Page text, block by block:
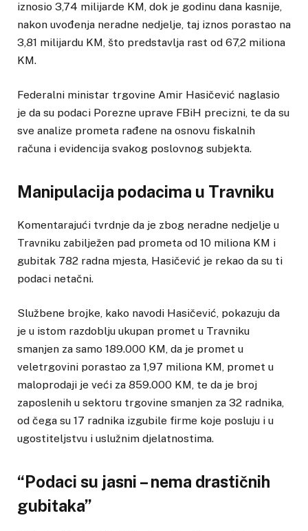
iznosio 3,74 milijarde KM, dok je godinu dana kasnije,
nakon uvođenja neradne nedjelje, taj iznos porastao na
3,81 milijardu KM, što predstavlja rast od 67,2 miliona
KM.
Federalni ministar trgovine Amir Hasičević naglasio
je da su podaci Porezne uprave FBiH precizni, te da su
sve analize prometa rađene na osnovu fiskalnih
računa i evidencija svakog poslovnog subjekta.
Manipulacija podacima u Travniku
Komentarajući tvrdnje da je zbog neradne nedjelje u
Travniku zabilježen pad prometa od 10 miliona KM i
gubitak 782 radna mjesta, Hasičević je rekao da su ti
podaci netačni.
Službene brojke, kako navodi Hasičević, pokazuju da
je u istom razdoblju ukupan promet u Travniku
smanjen za samo 189.000 KM, da je promet u
veletrgovini porastao za 1,97 miliona KM, promet u
maloprodaji je veći za 859.000 KM, te da je broj
zaposlenih u sektoru trgovine smanjen za 32 radnika,
od čega su 17 radnika izgubile firme koje posluju i u
ugostiteljstvu i uslužnim djelatnostima.
“Podaci su jasni – nema drastičnih
gubitaka”